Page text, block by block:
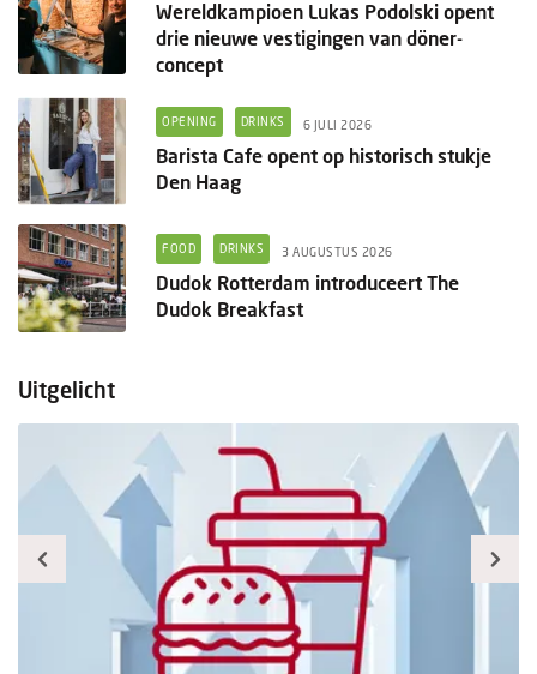
Wereldkampioen Lukas Podolski opent
drie nieuwe vestigingen van döner-
concept
OPENING DRINKS 6 JULI 2026
Barista Cafe opent op historisch stukje
Den Haag
FOOD DRINKS 3 AUGUSTUS 2026
Dudok Rotterdam introduceert The
Dudok Breakfast
Uitgelicht